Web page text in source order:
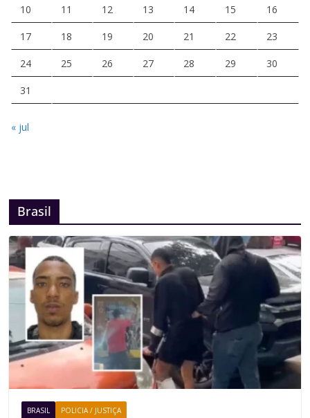
10 11 12 13 14 15 16
17 18 19 20 21 22 23
24 25 26 27 28 29 30
31
« jul
Brasil
BRASIL POLICIA / JUSTIÇA